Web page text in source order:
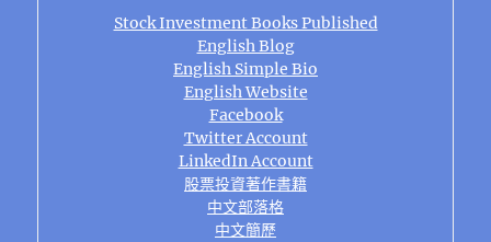
Stock Investment Books Published
English Blog
English Simple Bio
English Website
Facebook
Twitter Account
LinkedIn Account
股票投資著作書籍
中文部落格
中文簡歷